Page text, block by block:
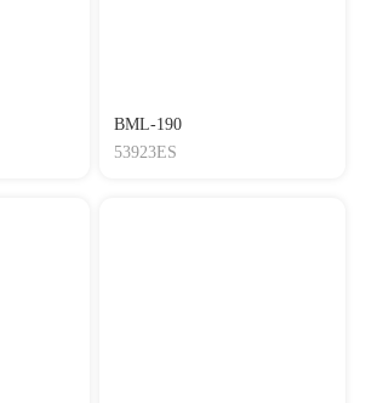
BML-190
53923ES